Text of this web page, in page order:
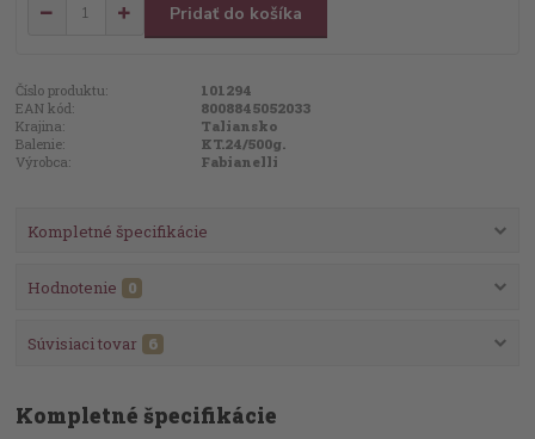
Pridať do košíka
Číslo produktu:
101294
EAN kód:
8008845052033
Krajina:
Taliansko
Balenie:
KT.24/500g.
Výrobca:
Fabianelli
Kompletné špecifikácie
Hodnotenie 0
Súvisiaci tovar 6
Kompletné špecifikácie